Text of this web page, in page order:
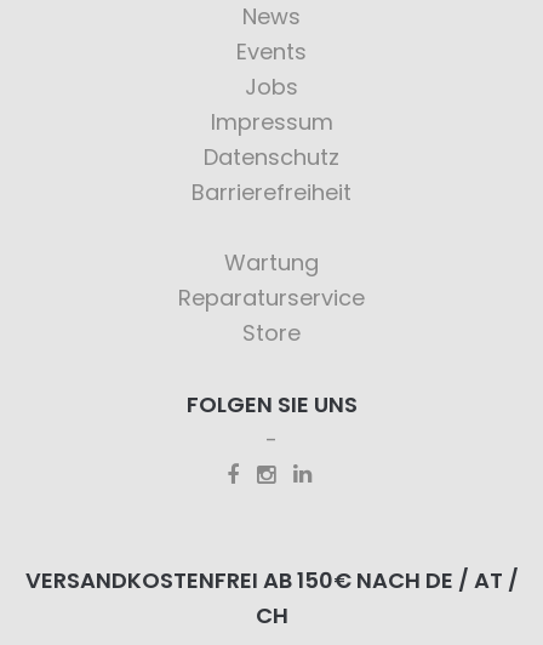
News
Events
Jobs
Impressum
Datenschutz
Barrierefreiheit
Wartung
Reparaturservice
Store
FOLGEN SIE UNS
VERSANDKOSTENFREI AB 150€ NACH DE / AT /
CH